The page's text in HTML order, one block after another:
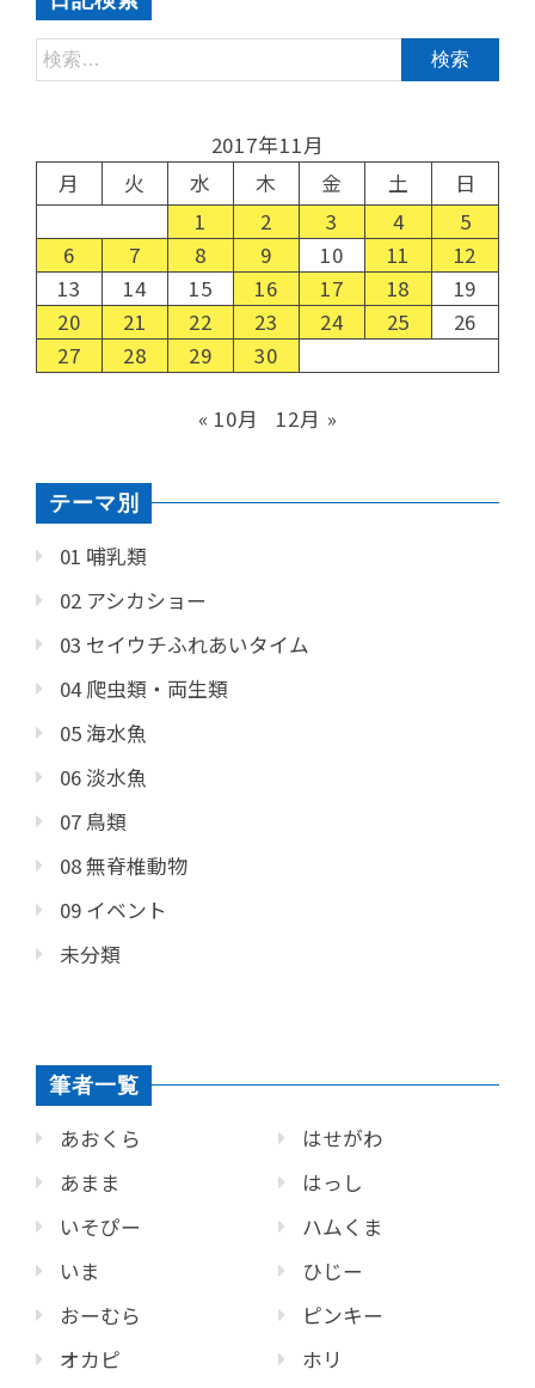
2017年11月
月
火 水 木 金 土
日
1
2 3 4
5
6
7 8 9 10 11
12
13
14 15 16 17 18
19
20
21 22 23 24 25
26
27
28 29 30
« 10月 12月 »
テーマ別
01 哺乳類
02 アシカショー
03 セイウチふれあいタイム
04 爬虫類・両生類
05 海水魚
06 淡水魚
07 鳥類
08 無脊椎動物
09 イベント
未分類
筆者一覧
あおくら
あまま
いそぴー
いま
おーむら
オカピ
はせがわ
はっし
ハムくま
ひじー
ピンキー
ホリ